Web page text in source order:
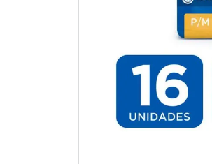
Uso Profesional